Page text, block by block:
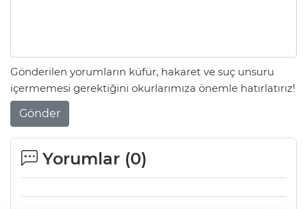
Gönderilen yorumların küfür, hakaret ve suç unsuru
içermemesi gerektiğini okurlarımıza önemle hatırlatırız!
Gönder
Yorumlar (0)